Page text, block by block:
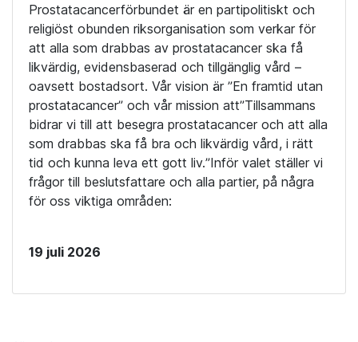
Prostatacancerförbundet är en partipolitiskt och
religiöst obunden riksorganisation som verkar för
att alla som drabbas av prostatacancer ska få
likvärdig, evidensbaserad och tillgänglig vård –
oavsett bostadsort. Vår vision är ”En framtid utan
prostatacancer” och vår mission att”Tillsammans
bidrar vi till att besegra prostatacancer och att alla
som drabbas ska få bra och likvärdig vård, i rätt
tid och kunna leva ett gott liv.”Inför valet ställer vi
frågor till beslutsfattare och alla partier, på några
för oss viktiga områden:
19 juli 2026